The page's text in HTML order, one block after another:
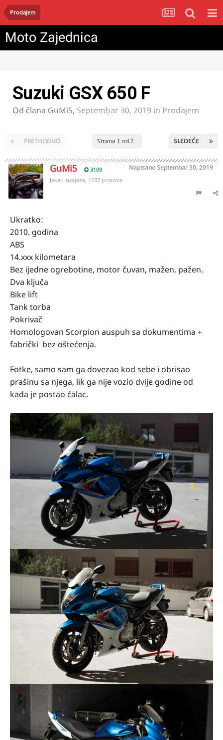
Prodajem
Moto Zajednica
Suzuki GSX 650 F
Od člana GuMi5, Septembar 30, 2019 in Prodajem
PRETHODNO SLEDEĆE
Strana 1 od 2
GuMi5 3109 NapisanoSeptembar 30, 2019
Јахач змајева, 1537 postova
Ukratko:
2010. godina
ABS
14.xxx kilometara
Bez ijedne ogrebotine, motor čuvan, mažen, pažen.
Dva ključa
Bike lift
Tank torba
Pokrivač
Homologovan Scorpion auspuh sa dokumentima +
fabrički bez oštećenja.
Fotke, samo sam ga dovezao kod sebe i obrisao
prašinu sa njega, lik ga nije vozio dvije godine od
kada je postao ćalac.